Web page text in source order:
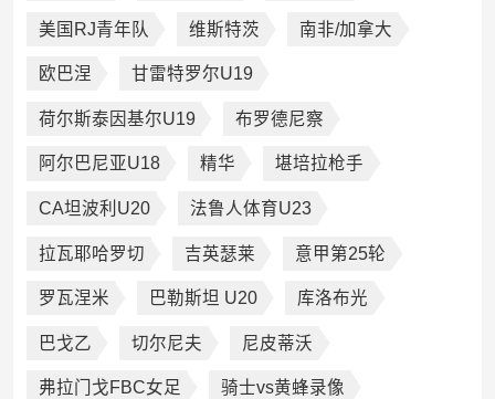
美国RJ青年队 维斯特茨 南非/加拿大
欧巴涅 甘雷特罗尔U19
荷尔斯泰因基尔U19 布罗德尼察
阿尔巴尼亚U18 精华 堪培拉枪手
CA坦波利U20 法鲁人体育U23
拉瓦耶哈罗切 吉英瑟莱 意甲第25轮
罗瓦涅米 巴勒斯坦 U20 库洛布光
巴戈乙 切尔尼夫 尼皮蒂沃
弗拉门戈FBC女足 骑士vs黄蜂录像